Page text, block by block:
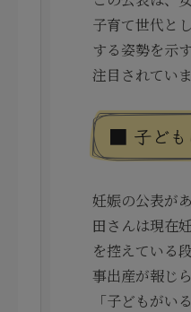
子育て世代と
する姿勢を示
注目されていま
■ 子ども
妊娠の公表が
田さんは現在
を控えている
事出産が報じ
「子どもがい